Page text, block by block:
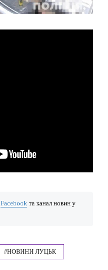
Facebook та канал новин у
#НОВИНИ ЛУЦЬК